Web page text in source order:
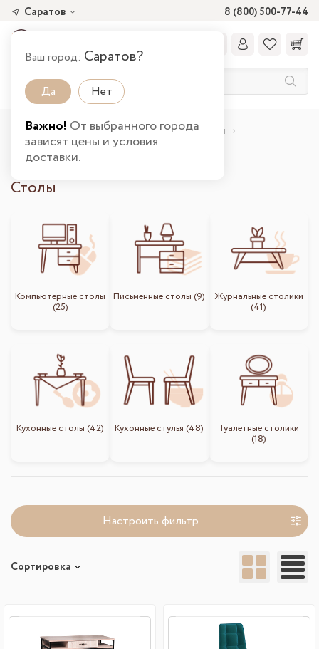
8 (800) 500-77-44
Саратов
Ваш город: Саратов?
Да Нет
Важно! От выбранного города
зависят цены и условия
доставки.
Главная Каталог товаров
Столы и стулья
Столы и стулья в Саратове
Столы
Компьютерные столы
(25)
Письменные столы (9) Журнальные столики
(41)
Кухонные столы (42) Кухонные стулья (48) Туалетные столики
(18)
Настроить фильтр
Сортировка